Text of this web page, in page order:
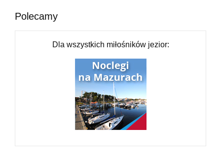
Polecamy
Dla wszystkich miłośników jezior: